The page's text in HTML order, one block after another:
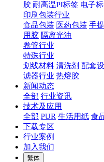
胶 耐高温PI标签 电子
印刷包装行业
食品包装 医药包装 手
用胶 隔离光油
卷管行业
特殊行业
划线材料 清洗剂 配套
滤器行业 热熔胶
新闻动态
全部 行业资讯
技术及应用
全部 PUR 生活用纸 食
下载专区
行业案例
加入我们
繁体